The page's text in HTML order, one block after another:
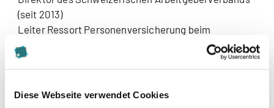
Diese Webseite verwendet Cookies
(seit 2013)
Leiter Ressort Personenversicherung beim
Schweizerischen Versicherungsverband (2000 -
2007)
Swissmem) (1992 - 2000)